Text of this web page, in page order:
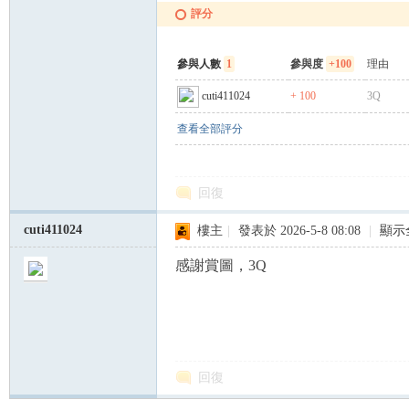
評分
參與人數 1 參與度 +100 理由
cuti411024 + 100 3Q
查看全部評分
回復
cuti411024 樓主 發表於 2026-5-8 08:08 顯示
感謝賞圖，3Q
回復